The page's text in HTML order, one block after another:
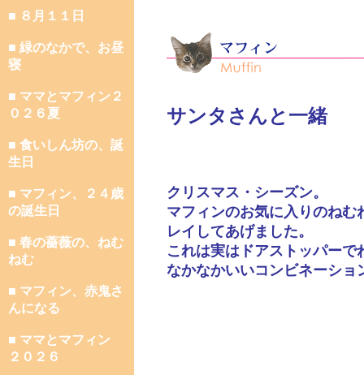
■ ８月１１日
■ 緑のなかで、お昼
寝
■ ママとマフィン２
０２６夏
■ 食いしん坊の、誕
生日
■ マフィン、２４歳
の誕生日
■ 春の薔薇の、ねむ
ねむ
■ マフィン、赤鬼さ
んになる
■ ママとマフィン
２０２６
サンタさんと一緒
クリスマス・シーズン。
マフィンのお気に入りのね
レイしてあげました。
これは実はドアストッパー
なかなかいいコンビネーショ